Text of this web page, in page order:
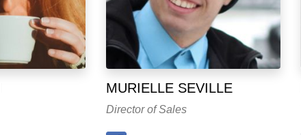
MURIELLE SEVILLE
Director of Sales